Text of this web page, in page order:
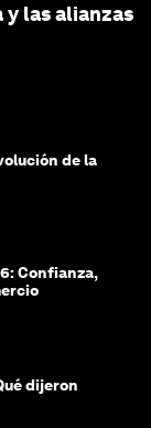
las alianzas
de la
Confianza,
dijeron